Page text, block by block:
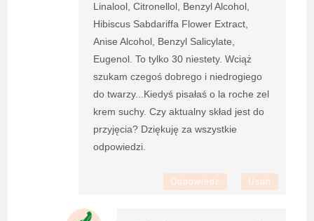
Linalool, Citronellol, Benzyl Alcohol,
Hibiscus Sabdariffa Flower Extract,
Anise Alcohol, Benzyl Salicylate,
Eugenol. To tylko 30 niestety. Wciąż
szukam czegoś dobrego i niedrogiego
do twarzy...Kiedyś pisałaś o la roche zel
krem suchy. Czy aktualny skład jest do
przyjęcia? Dziękuję za wszystkie
odpowiedzi.
Odpowiedz Usuń